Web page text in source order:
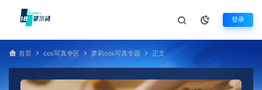
登录
首页 cos写真专区 萝莉cos写真专题 正文